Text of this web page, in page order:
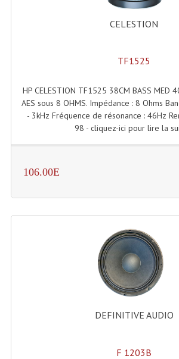
CELESTION
TF1525
HP CELESTION TF1525 38CM BASS MED
AES sous 8 OHMS. Impédance : 8 Ohms
- 3kHz Fréquence de résonance : 46Hz
98 - cliquez-ici pour lire la
106.00E
DEFINITIVE AUDIO
F 1203B